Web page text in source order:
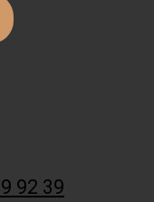
92 39